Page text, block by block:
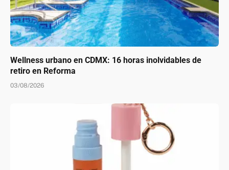
Wellness urbano en CDMX: 16 horas inolvidables de
retiro en Reforma
03/08/2026